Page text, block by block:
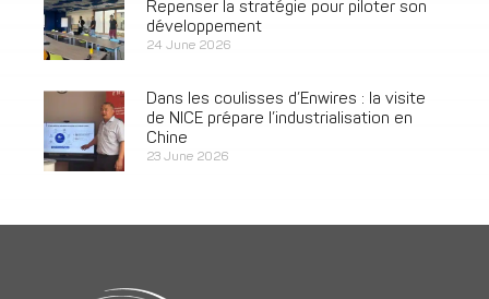
Repenser la stratégie pour piloter son
développement
24 June 2026
Dans les coulisses d’Enwires : la visite
de NICE prépare l’industrialisation en
Chine
23 June 2026